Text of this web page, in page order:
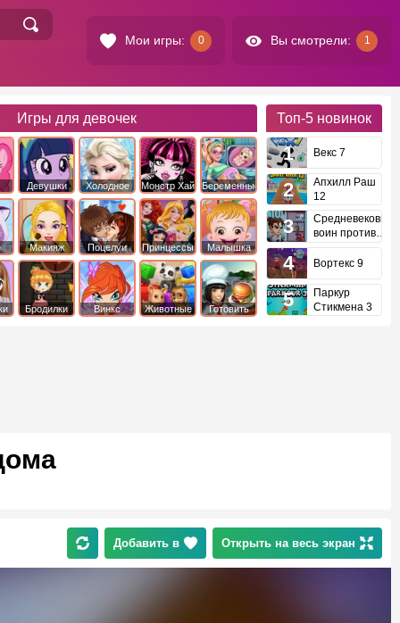
Мои игры: 0 Вы смотрели: 1
Игры для девочек
Девушки
Эквестрии
Холодное
Сердце
Монстр Хай Беременные
Макияж Поцелуи
Принцессы
Диснея
Малышка
Хейзел
Бродилки Винкс Животные
Готовить
Топ-5 новинок
Векс 7
Апхилл Раш
12
Средневековый
воин против
Вортекс 9
Паркур
Стикмена 3
Добавить в Открыть на весь экран